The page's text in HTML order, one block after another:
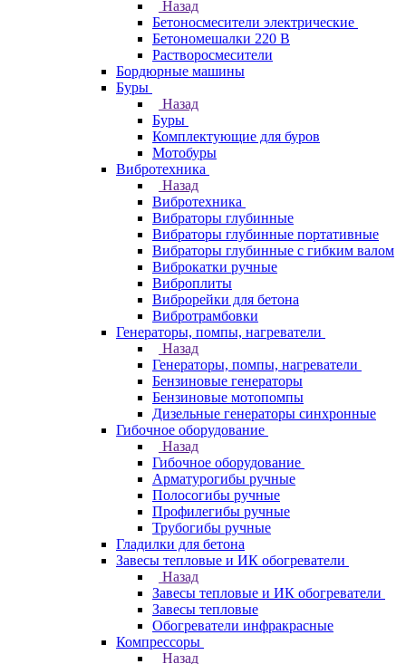
Назад
Бетоносмесители электрические
Бетономешалки 220 В
Растворосмесители
Бордюрные машины
Буры
Назад
Буры
Комплектующие для буров
Мотобуры
Вибротехника
Назад
Вибротехника
Вибраторы глубинные
Вибраторы глубинные портативные
Вибраторы глубинные с гибким валом
Виброкатки ручные
Виброплиты
Виброрейки для бетона
Вибротрамбовки
Генераторы, помпы, нагреватели
Назад
Генераторы, помпы, нагреватели
Бензиновые генераторы
Бензиновые мотопомпы
Дизельные генераторы синхронные
Гибочное оборудование
Назад
Гибочное оборудование
Арматурогибы ручные
Полосогибы ручные
Профилегибы ручные
Трубогибы ручные
Гладилки для бетона
Завесы тепловые и ИК обогреватели
Назад
Завесы тепловые и ИК обогреватели
Завесы тепловые
Обогреватели инфракрасные
Компрессоры
Назад